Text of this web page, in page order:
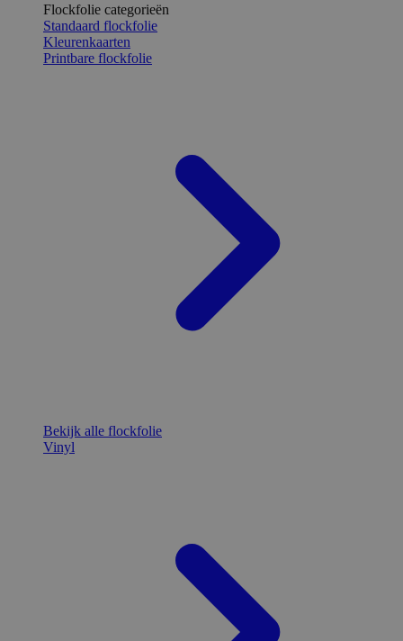
Flockfolie categorieën
Standaard flockfolie
Kleurenkaarten
Printbare flockfolie
Bekijk alle flockfolie
Vinyl